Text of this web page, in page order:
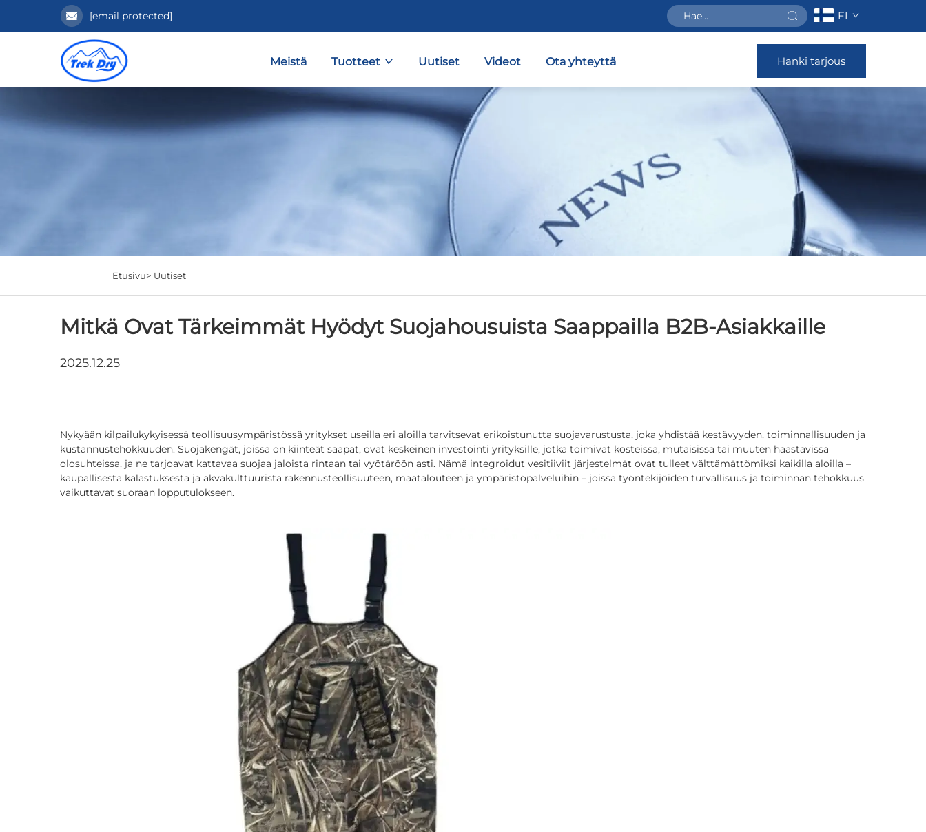
[email protected] FI
Meistä Tuotteet Uutiset Videot Ota yhteyttä Hanki tarjous
Etusivu> Uutiset
Mitkä Ovat Tärkeimmät Hyödyt Suojahousuista Saappailla B2B-Asiakkaille
2025.12.25
Nykyään kilpailukykyisessä teollisuusympäristössä yritykset useilla eri aloilla tarvitsevat erikoistunutta suojavarustusta, joka yhdistää kestävyyden, toiminnallisuuden ja
kustannustehokkuuden. Suojakengät, joissa on kiinteät saapat, ovat keskeinen investointi yrityksille, jotka toimivat kosteissa, mutaisissa tai muuten haastavissa
olosuhteissa, ja ne tarjoavat kattavaa suojaa jaloista rintaan tai vyötäröön asti. Nämä integroidut vesitiiviit järjestelmät ovat tulleet välttämättömiksi kaikilla aloilla –
kaupallisesta kalastuksesta ja akvakulttuurista rakennusteollisuuteen, maatalouteen ja ympäristöpalveluihin – joissa työntekijöiden turvallisuus ja toiminnan tehokkuus
vaikuttavat suoraan lopputulokseen.